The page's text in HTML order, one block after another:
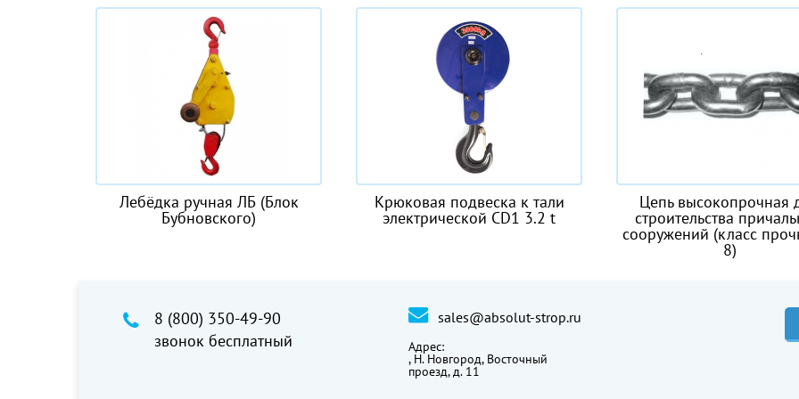
Лебёдка ручная ЛБ (Блок
Бубновского)
Крюковая подвеска к тали
электрической CD1 3.2 t
Цепь высокопрочная для
строительства причальных
сооружений (класс прочности
8 (800) 350-49-90
звонок бесплатный
sales@absolut-strop.ru
Адрес:
, Н. Новгород, Восточный
проезд, д. 11